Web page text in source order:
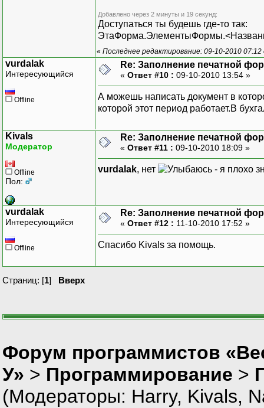
Добавлено через 2 минуты и 19 секунд:
Доступаться ты будешь где-то так:
« Последнее редактирование: 09-10-2010
vurdalak
Интересующийся
Offline
Re: Заполнение печатной
« Ответ #10 : 09-10-2010 13:54 »
А можешь написать документ в
которой этот период работает.В
Kivals
Модератор
Offline
Пол:
Re: Заполнение печатной
« Ответ #11 : 09-10-2010 18:09 »
vurdalak, нет - я плохо
vurdalak
Интересующийся
Offline
Re: Заполнение печатной
« Ответ #12 : 11-10-2010 17:52 »
Спасибо Kivals за помощь.
Страниц: [1] Вверх
Форум программистов
У» > Программирование >
(Модераторы: Harry, Kivals,